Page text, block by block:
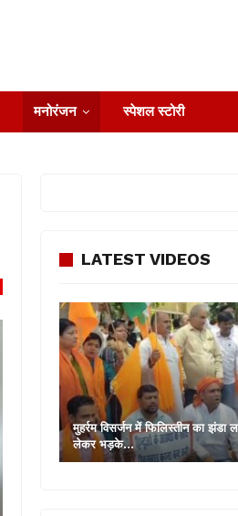
मनोरंजन स्पेशल स्टोरी
LATEST VIDEOS
मुहर्रम विसर्जन में फिलिस्तीन का झंडा
लेकर भड़के…